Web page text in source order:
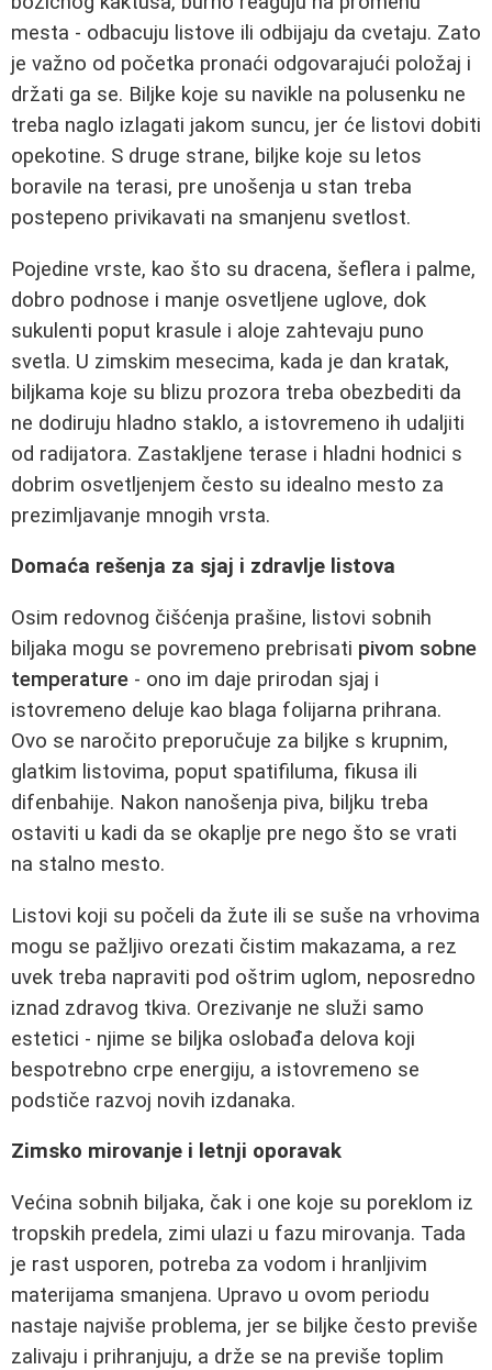
mesta - odbacuju listove ili odbijaju da cvetaju. Zato
je važno od početka pronaći odgovarajući položaj i
držati ga se. Biljke koje su navikle na polusenku ne
treba naglo izlagati jakom suncu, jer će listovi dobiti
opekotine. S druge strane, biljke koje su letos
boravile na terasi, pre unošenja u stan treba
postepeno privikavati na smanjenu svetlost.
Pojedine vrste, kao što su dracena, šeflera i palme,
dobro podnose i manje osvetljene uglove, dok
sukulenti poput krasule i aloje zahtevaju puno
svetla. U zimskim mesecima, kada je dan kratak,
biljkama koje su blizu prozora treba obezbediti da
ne dodiruju hladno staklo, a istovremeno ih udaljiti
od radijatora. Zastakljene terase i hladni hodnici s
dobrim osvetljenjem često su idealno mesto za
prezimljavanje mnogih vrsta.
Domaća rešenja za sjaj i zdravlje listova
Osim redovnog čišćenja prašine, listovi sobnih
biljaka mogu se povremeno prebrisati pivom sobne
temperature - ono im daje prirodan sjaj i
istovremeno deluje kao blaga folijarna prihrana.
Ovo se naročito preporučuje za biljke s krupnim,
glatkim listovima, poput spatifiluma, fikusa ili
difenbahije. Nakon nanošenja piva, biljku treba
ostaviti u kadi da se okaplje pre nego što se vrati
na stalno mesto.
Listovi koji su počeli da žute ili se suše na vrhovima
mogu se pažljivo orezati čistim makazama, a rez
uvek treba napraviti pod oštrim uglom, neposredno
iznad zdravog tkiva. Orezivanje ne služi samo
estetici - njime se biljka oslobađa delova koji
bespotrebno crpe energiju, a istovremeno se
podstiče razvoj novih izdanaka.
Zimsko mirovanje i letnji oporavak
Većina sobnih biljaka, čak i one koje su poreklom iz
tropskih predela, zimi ulazi u fazu mirovanja. Tada
je rast usporen, potreba za vodom i hranljivim
materijama smanjena. Upravo u ovom periodu
nastaje najviše problema, jer se biljke često previše
zalivaju i prihranjuju, a drže se na previše toplim